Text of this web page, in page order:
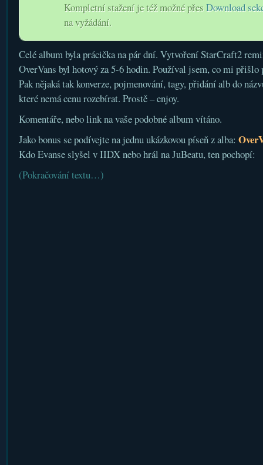
Kompletní stažení je též možné přesDownload
na vyžádání.
Celé album byla prácička na pár dní. Vytvoření StarCraft2
OverVans byl hotový za 5-6 hodin. Používal jsem, co mi
Pak nějaká tak konverze, pojmenování, tagy, přidání alb do
které nemá cenu rozebírat. Prostě – enjoy.
Komentáře, nebo link na vaše podobné album vítáno.
Jako bonus se podívejte na jednu ukázkovou píseň z alba:
Kdo Evanse slyšel v IIDX nebo hrál na JuBeatu, ten pochopí:
(Pokračování textu…)